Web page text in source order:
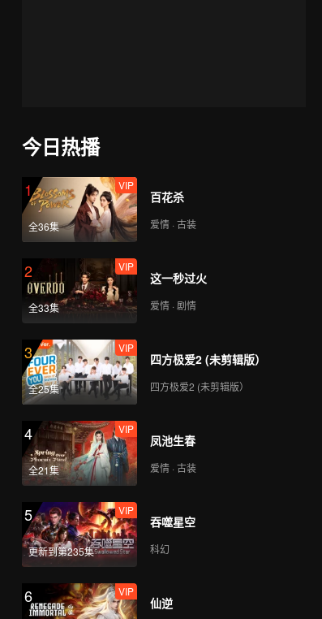
今日热播
1
全36集
VIP
百花杀
爱情 · 古装
2
全33集
VIP
这一秒过火
爱情 · 剧情
3
全25集
VIP
四方极爱2 (未剪辑版）
四方极爱2 (未剪辑版）
4
全21集
VIP
凤池生春
爱情 · 古装
5
更新到第235集
VIP
吞噬星空
科幻
6 VIP
仙逆